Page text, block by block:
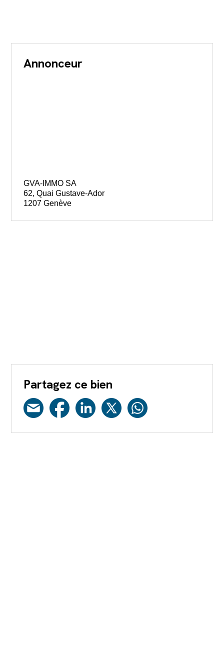
Annonceur
GVA-IMMO SA
62, Quai Gustave-Ador
1207 Genève
Partagez ce bien